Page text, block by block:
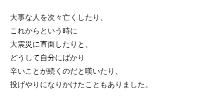
大事な人を次々亡くしたり、
これからという時に
大震災に直面したりと、
どうして自分にばかり
辛いことが続くのだと嘆いたり、
投げやりになりかけたこともありました。